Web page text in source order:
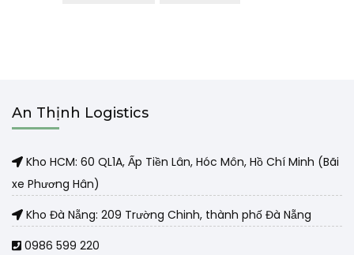
An Thịnh Logistics
Kho HCM: 60 QL1A, Ấp Tiền Lân, Hóc Môn, Hồ Chí Minh (Bãi
xe Phương Hân)
Kho Đà Nẵng: 209 Trường Chinh, thành phố Đà Nẵng
0986 599 220